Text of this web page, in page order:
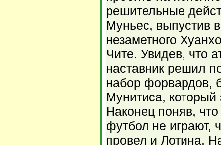
решительные
Муньес, выпустив
незаметного
Чите. Увидев, что
наставник решил
набор форвардов,
Мунитиса,
Наконец поняв,
футбол не играют,
провел и Лотина.